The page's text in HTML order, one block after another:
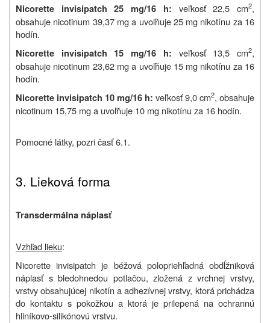
Nicorette invisipatch 25 mg/16 h: veľkosť 22,5 cm2,
obsahuje nicotinum 39,37 mg a uvoľňuje 25 mg nikotínu za 16
hodín.
Nicorette invisipatch 15 mg/16 h: veľkosť 13,5 cm2,
obsahuje nicotinum 23,62 mg a uvoľňuje 15 mg nikotínu za 16
hodín.
Nicorette invisipatch 10 mg/16 h: veľkosť 9,0 cm2, obsahuje
nicotinum 15,75 mg a uvoľňuje 10 mg nikotínu za 16 hodín.
Pomocné látky, pozri časť 6.1.
3. Lieková forma
Transdermálna náplasť
Vzhľad lieku:
Nicorette invisipatch je béžová polopriehľadná obdĺžniková
náplasť s bledohnedou potlačou, zložená z vrchnej vrstvy,
vrstvy obsahujúcej nikotín a adhezívnej vrstvy, ktorá prichádza
do kontaktu s pokožkou a ktorá je prilepená na ochrannú
hliníkovo-silikónovú vrstvu.